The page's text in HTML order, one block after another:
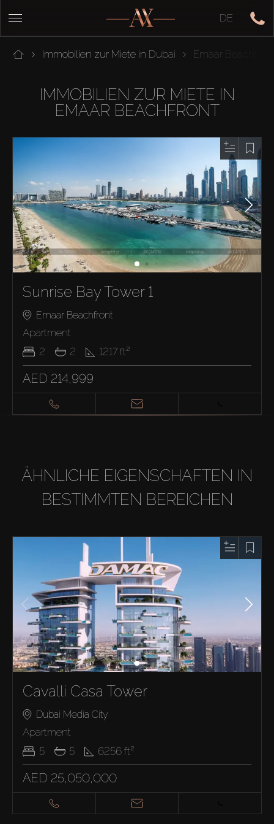
DE
Immobilien zur Miete in Dubai Emaar
IMMOBILIEN ZUR MIETE IN
EMAAR BEACHFRONT
Sunrise Bay Tower 1
Emaar Beachfront
Apartment
2
2 1217 ft²
AED 214,999
ÄHNLICHE EIGENSCHAFTEN IN
BESTIMMTEN BEREICHEN
Cavalli Casa Tower
Dubai Media City
Apartment
5
5 6256 ft²
AED 25,050,000